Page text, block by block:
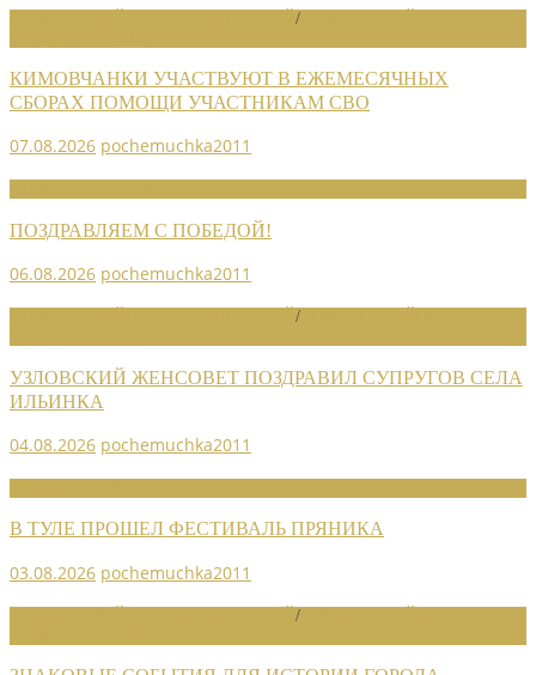
/
КИМОВЧАНКИ УЧАСТВУЮТ В ЕЖЕМЕСЯЧНЫХ
СБОРАХ ПОМОЩИ УЧАСТНИКАМ СВО
07.08.2026 pochemuchka2011
ПОЗДРАВЛЯЕМ С ПОБЕДОЙ!
06.08.2026 pochemuchka2011
/
УЗЛОВСКИЙ ЖЕНСОВЕТ ПОЗДРАВИЛ СУПРУГОВ СЕЛА
ИЛЬИНКА
04.08.2026 pochemuchka2011
В ТУЛЕ ПРОШЕЛ ФЕСТИВАЛЬ ПРЯНИКА
03.08.2026 pochemuchka2011
/